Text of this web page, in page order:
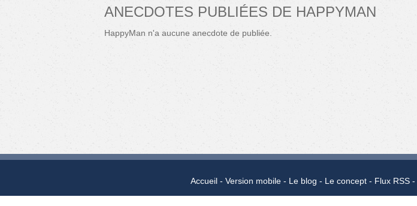
ANECDOTES PUBLIÉES DE HAPPYMAN
HappyMan n'a aucune anecdote de publiée.
Accueil Version mobile Le blog Le concept Flux RSS